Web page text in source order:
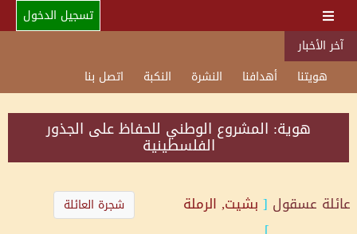
تسجيل الدخول
آخر الأخبار
هويتنا
أهدافنا النشرة النكبة اتصل بنا
هوية: المشروع الوطني للحفاظ على الجذور
الفلسطينية
عائلة عسقول [ بشيت, الرملة
شجرة العائلة